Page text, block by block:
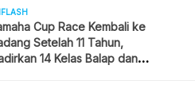
Cup Race Kembali ke
Setelah 11 Tahun,
14 Kelas Balap dan